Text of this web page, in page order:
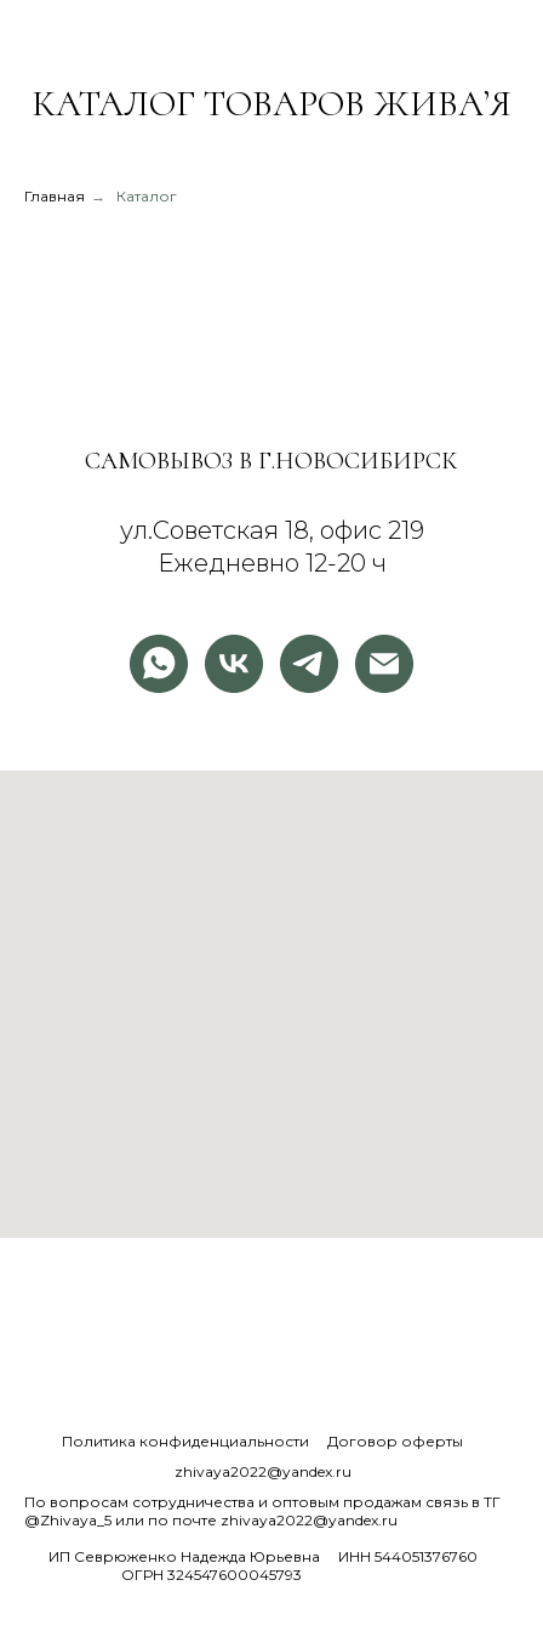
КАТАЛОГ ТОВАРОВ ЖИВА’Я
Главная → Каталог
САМОВЫВОЗ В Г.НОВОСИБИРСК
ул.Советская 18, офис 219
Ежедневно 12-20 ч
Политика конфиденциальности
Договор оферты
zhivaya2022@yandex.ru
По вопросам сотрудничества и оптовым продажам связь в ТГ
@Zhivaya_5 или по почте zhivaya2022@yandex.ru
ИП Севрюженко Надежда Юрьевна
ИНН 544051376760
ОГРН 324547600045793